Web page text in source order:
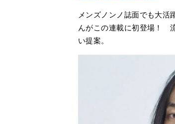
メンズノンノ誌面でも大活
んがこの連載に初登場！
い提案。